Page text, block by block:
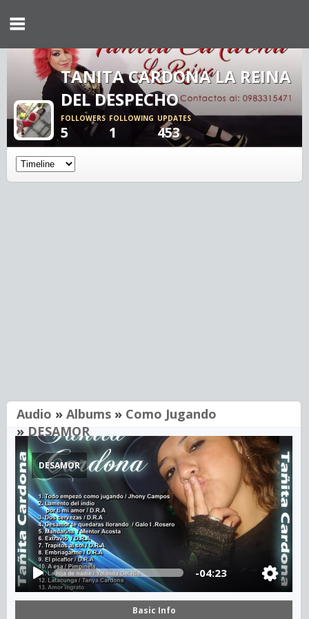
TANITA CARDONA LA REINA
DEL DESPECHO
FOLLOWERS
5
FOLLOWING
1
UPDATES
453
Audio » Albums » Como Jugando
» DESAMOR
DESAMOR
-04:23
Basic Info